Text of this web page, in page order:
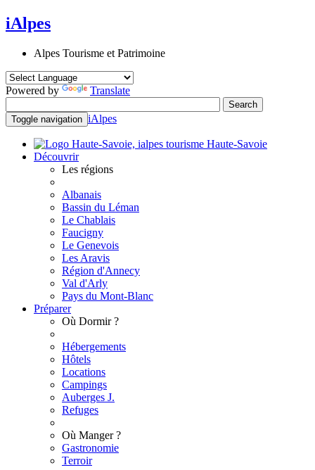
iAlpes
Alpes Tourisme et Patrimoine
Powered by Translate
Toggle navigation iAlpes
Haute-Savoie
Découvrir
Les régions
Albanais
Bassin du Léman
Le Chablais
Faucigny
Le Genevois
Les Aravis
Région d'Annecy
Val d'Arly
Pays du Mont-Blanc
Préparer
Où Dormir ?
Hébergements
Hôtels
Locations
Campings
Auberges J.
Refuges
Où Manger ?
Gastronomie
Terroir